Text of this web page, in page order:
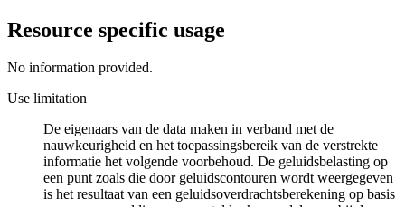
Resource specific usage
No information provided.
Use limitation
De eigenaars van de data maken in verband met de
nauwkeurigheid en het toepassingsbereik van de verstrekte
informatie het volgende voorbehoud. De geluidsbelasting op
een punt zoals die door geluidscontouren wordt weergegeven
is het resultaat van een geluidsoverdrachtsberekening op basis